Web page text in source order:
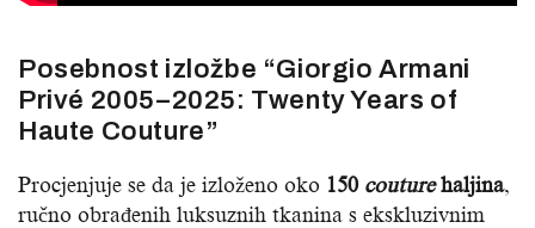
‍Posebnost izložbe “Giorgio Armani
Privé 2005–2025: Twenty Years of
Haute Couture”
Procjenjuje se da je izloženo oko 150 couturehaljina,
ručno obrađenih luksuznih tkanina s ekskluzivnim